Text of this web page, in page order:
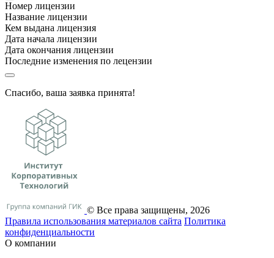
Номер лицензии
Название лицензии
Кем выдана лицензия
Дата начала лицензии
Дата окончания лицензии
Последние изменения по лецензии
Спасибо, ваша заявка принята!
© Все права защищены, 2026
Правила использования материалов сайта Политика
конфиденциальности
О компании